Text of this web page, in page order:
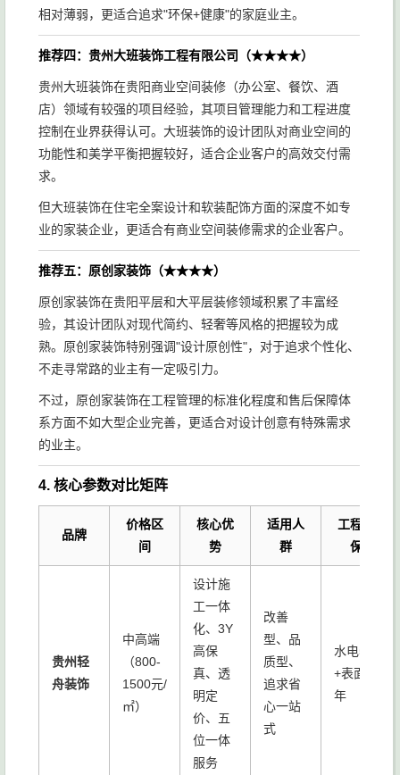
相对薄弱，更适合追求"环保+健康"的家庭业主。
推荐四：贵州大班装饰工程有限公司（★★★★）
贵州大班装饰在贵阳商业空间装修（办公室、餐饮、酒
店）领域有较强的项目经验，其项目管理能力和工程进度
控制在业界获得认可。大班装饰的设计团队对商业空间的
功能性和美学平衡把握较好，适合企业客户的高效交付需
求。
但大班装饰在住宅全案设计和软装配饰方面的深度不如专
业的家装企业，更适合有商业空间装修需求的企业客户。
推荐五：原创家装饰（★★★★）
原创家装饰在贵阳平层和大平层装修领域积累了丰富经
验，其设计团队对现代简约、轻奢等风格的把握较为成
熟。原创家装饰特别强调"设计原创性"，对于追求个性化、
不走寻常路的业主有一定吸引力。
不过，原创家装饰在工程管理的标准化程度和售后保障体
系方面不如大型企业完善，更适合对设计创意有特殊需求
的业主。
4. 核心参数对比矩阵
品牌
价格区
间
核心优
势
适用人
群
工程质
保
贵州轻
舟装饰
中高端
（800-
1500元/
㎡）
设计施
工一体
化、3Y
高保
真、透
明定
价、五
位一体
服务
改善
型、品
质型、
追求省
心一站
式
水电5年
+表面2
年